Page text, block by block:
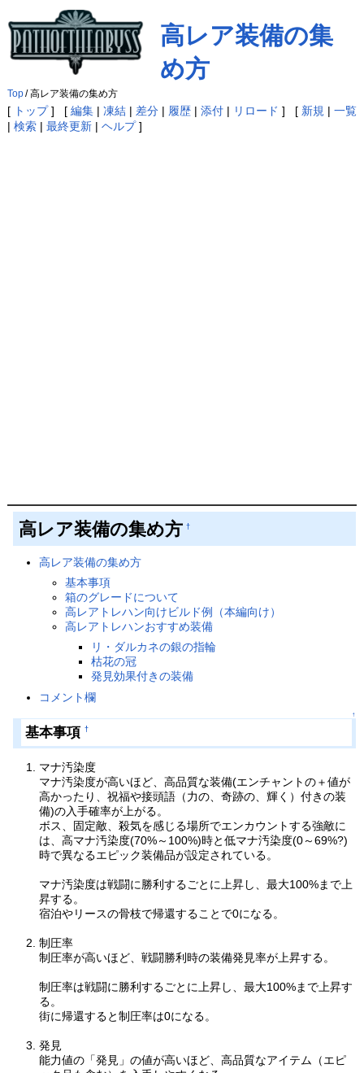
高レア装備の集
め方
Top/ 高レア装備の集め方
[ トップ] [ 編集| 凍結| 差分| 履歴| 添付| リロード ] [ 新規 | 一覧
| 検索| 最終更新| ヘルプ]
高レア装備の集め方 †
高レア装備の集め方
基本事項
箱のグレードについて
高レアトレハン向けビルド例（本編向け）
高レアトレハンおすすめ装備
リ・ダルカネの銀の指輪
枯花の冠
発見効果付きの装備
コメント欄
↑
基本事項 †
マナ汚染度
マナ汚染度が高いほど、高品質な装備(エンチャントの＋値が
高かったり、祝福や接頭語（力の、奇跡の、輝く）付きの装
備)の入手確率が上がる。
ボス、固定敵、殺気を感じる場所でエンカウントする強敵に
は、高マナ汚染度(70%～100%)時と低マナ汚染度(0～69%?)
時で異なるエピック装備品が設定されている。
マナ汚染度は戦闘に勝利するごとに上昇し、最大100%まで上
昇する。
宿泊やリースの骨枝で帰還することで0になる。
制圧率
制圧率が高いほど、戦闘勝利時の装備発見率が上昇する。
制圧率は戦闘に勝利するごとに上昇し、最大100%まで上昇す
る。
街に帰還すると制圧率は0になる。
発見
能力値の「発見」の値が高いほど、高品質なアイテム（エピ